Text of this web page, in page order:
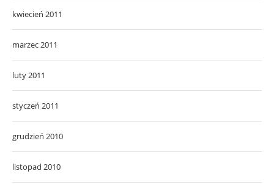
kwiecień 2011
marzec 2011
luty 2011
styczeń 2011
grudzień 2010
listopad 2010